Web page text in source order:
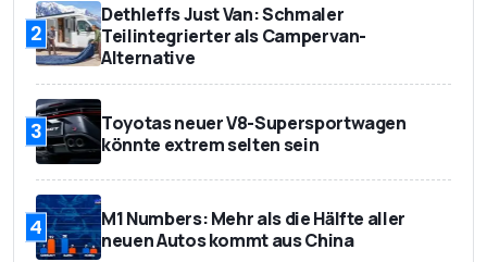
2
Dethleffs Just Van: Schmaler
Teilintegrierter als Campervan-
Alternative
3
Toyotas neuer V8-Supersportwagen
könnte extrem selten sein
4
M1 Numbers: Mehr als die Hälfte aller
neuen Autos kommt aus China